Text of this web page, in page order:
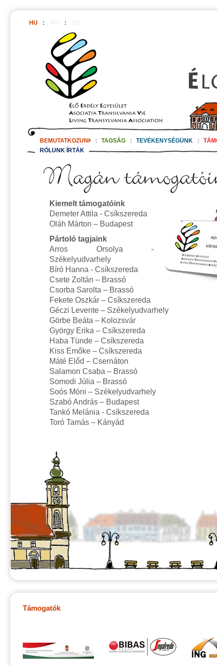
HU : :
BEMUTATKOZUNK : TAGSÁG : TEVÉKENYSÉGÜNK :
RÓLUNK ÍRTÁK
Kiemelt támogatóink
Demeter Attila - Csíkszereda
Oláh Márton – Budapest
Pártoló tagjaink
Arros Orsolya -
Székelyudvarhely
Bíró Hanna - Csíkszereda
Csete Zoltán – Brassó
Csorba Sarolta – Brassó
Fekete Oszkár – Csíkszereda
Géczi Levente – Székelyudvarhely
Görbe Beáta – Kolozsvár
György Erika – Csíkszereda
Haba Tünde – Csíkszereda
Kiss Emőke – Csíkszereda
Máté Előd – Csernáton
Salamon Csaba – Brassó
Somodi Júlia – Brassó
Soós Móni – Székelyudvarhely
Szabó András – Budapest
Tankó Melánia - Csíkszereda
Toró Tamás – Kányád
Támogatók